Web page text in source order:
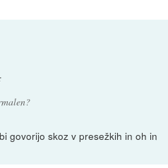
govorijo skoz v presežkih in oh in